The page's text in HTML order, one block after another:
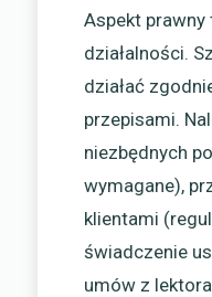
Aspekt
działalności.
działać
przepisami.
niezbędnych
wymagane),
klientami
świadczenie
umów z